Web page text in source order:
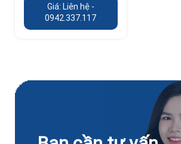
Giá: Liên hệ -
0942.337.117